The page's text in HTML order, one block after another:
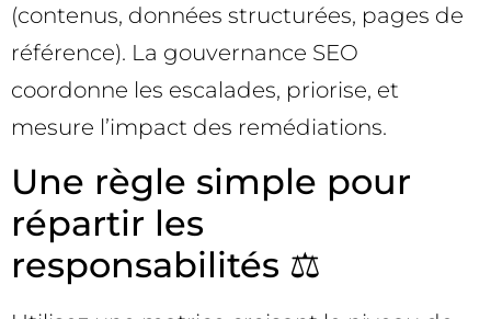
(contenus, données structurées, pages de
référence). La gouvernance SEO
coordonne les escalades, priorise, et
mesure l’impact des remédiations.
Une règle simple pour
répartir les
responsabilités ⚖️